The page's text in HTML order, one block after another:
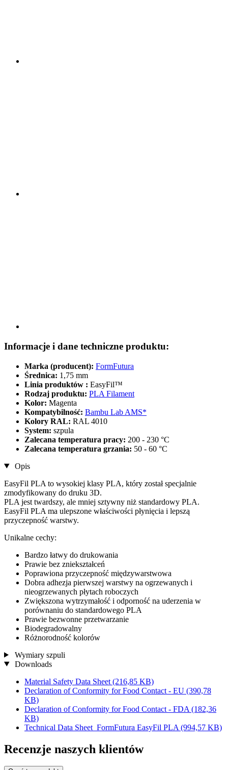
Informacje i dane techniczne produktu:
Marka (producent): FormFutura
Średnica: 1,75 mm
Linia produktów : EasyFil™
Rodzaj produktu: PLA Filament
Kolor: Magenta
Kompatybilność: Bambu Lab AMS*
Kolory RAL: RAL 4010
System: szpula
Zalecana temperatura pracy: 200 - 230 °C
Zalecana temperatura grzania: 50 - 60 °C
Opis
EasyFil PLA to wysokiej klasy PLA, który został specjalnie
zmodyfikowany do druku 3D.
PLA jest twardszy, ale mniej sztywny niż standardowy PLA.
EasyFil PLA ma ulepszone właściwości płynięcia i lepszą
przyczepność warstwy.
Unikalne cechy:
Bardzo łatwy do drukowania
Prawie bez zniekształceń
Poprawiona przyczepność międzywarstwowa
Dobra adhezja pierwszej warstwy na ogrzewanych i
nieogrzewanych płytach roboczych
Zwiększona wytrzymałość i odporność na uderzenia w
porównaniu do standardowego PLA
Prawie bezwonne przetwarzanie
Biodegradowalny
Różnorodność kolorów
Wymiary szpuli
Downloads
Material Safety Data Sheet (216,85 KB)
Declaration of Conformity for Food Contact - EU (390,78
KB)
Declaration of Conformity for Food Contact - FDA (182,36
KB)
Technical Data Sheet_FormFutura EasyFil PLA (994,57 KB)
Recenzje naszych klientów